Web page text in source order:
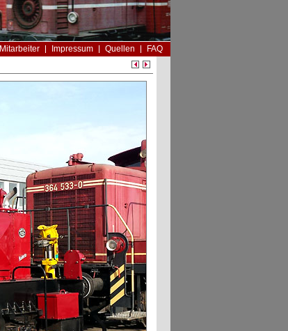
Mitarbeiter Impressum Quellen
FAQ